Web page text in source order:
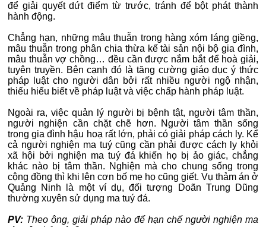
để giải quyết dứt điểm từ trước, tránh để bột phát thành
hành động.
Chẳng hạn, những mâu thuẫn trong hàng xóm láng giềng,
mâu thuẫn trong phân chia thừa kế tài sản nội bộ gia đình,
mâu thuẫn vợ chồng… đều cần được nắm bắt để hoà giải,
tuyên truyền. Bên cạnh đó là tăng cường giáo dục ý thức
pháp luật cho người dân bởi rất nhiều người ngộ nhận,
thiếu hiểu biết về pháp luật và việc chấp hành pháp luật.
Ngoài ra, việc quản lý người bị bệnh tật, người tâm thần,
người nghiện cần chặt chẽ hơn. Người tâm thần sống
trong gia đình hậu hoạ rất lớn, phải có giải pháp cách ly. Kể
cả người nghiện ma tuý cũng cần phải được cách ly khỏi
xã hội bởi nghiện ma tuý đá khiến họ bị ảo giác, chẳng
khác nào bị tâm thần. Nghiện mà cho chung sống trong
cộng đồng thì khi lên cơn bố mẹ họ cũng giết. Vụ thảm án ở
Quảng Ninh là một ví dụ, đối tượng Doãn Trung Dũng
thường xuyên sử dụng ma tuý đá.
PV: Theo ông, giải pháp nào để hạn chế người nghiện ma